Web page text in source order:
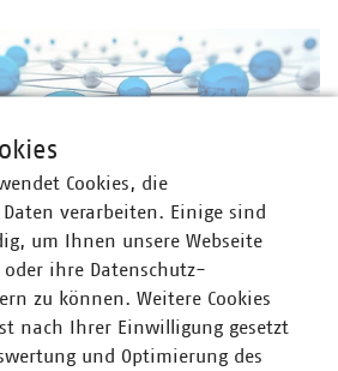
Dienstleistungen
Unternehmen betreiben ein
und sind für
Umbau verantwortlich.
peterschreiber.media/stock.adobe.com
Cookies, die
Daten verarbeiten. Einige sind
um Ihnen unsere Webseite
ihre Datenschutz-
zu können. Weitere Cookies
nach Ihrer Einwilligung gesetzt
und Optimierung des